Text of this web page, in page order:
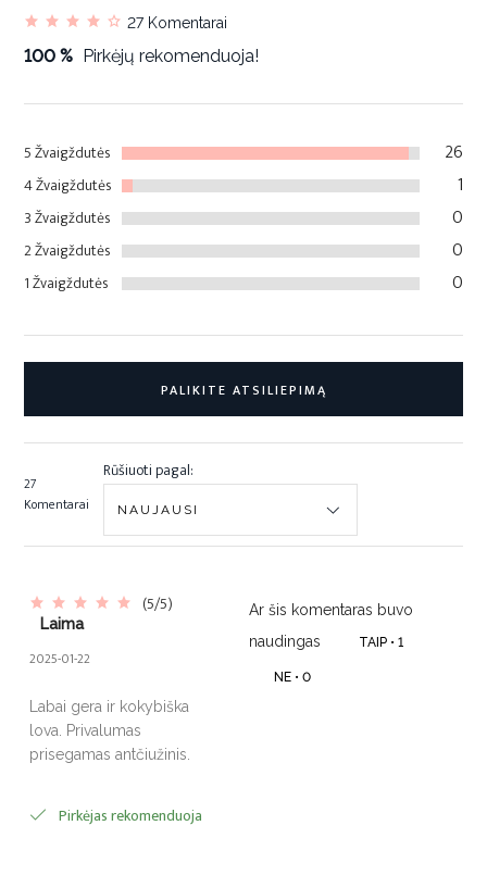
5 Žvaigždutės 26
4 Žvaigždutės 1
3 Žvaigždutės 0
2 Žvaigždutės 0
1 Žvaigždutės 0
27 Komentarai
100 % Pirkėjų rekomenduoja!
PALIKITE ATSILIEPIMĄ
27
Komentarai
Rūšiuoti pagal:
(5/5)
Laima
2025-01-22
Labai gera ir kokybiška
lova. Privalumas
prisegamas antčiužinis.
Pirkėjas rekomenduoja
Ar šis komentaras buvo
naudingas
TAIP • 1
NE •0